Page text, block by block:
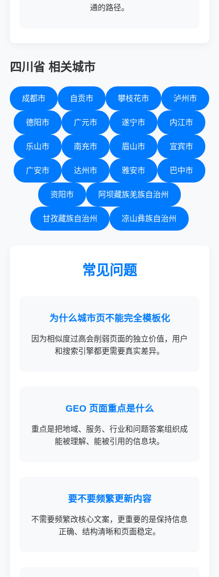
通的路径。
四川省 相关城市
成都市 自贡市 攀枝花市 泸州市
德阳市 广元市 遂宁市 内江市
乐山市 南充市 眉山市 宜宾市
广安市 达州市 雅安市 巴中市
资阳市 阿坝藏族羌族自治州
甘孜藏族自治州 凉山彝族自治州
常见问题
为什么城市页不能完全模板化
因为相似度过高会削弱页面的独立价值，用户
和搜索引擎都更需要真实差异。
GEO 页面重点是什么
重点是把地域、服务、行业和问题答案组织成
能被理解、能被引用的信息块。
要不要频繁更新内容
不需要频繁改核心文案，更重要的是保持信息
正确、结构清晰和页面稳定。